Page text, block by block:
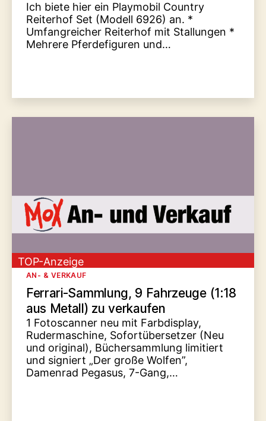
Ich biete hier ein Playmobil Country
Reiterhof Set (Modell 6926) an. *
Umfangreicher Reiterhof mit Stallungen *
Mehrere Pferdefiguren und…
TOP-Anzeige
Kategorien
AN- & VERKAUF
Ferrari-Sammlung, 9 Fahrzeuge (1:18
aus Metall) zu verkaufen
1 Fotoscanner neu mit Farbdisplay,
Rudermaschine, Sofortübersetzer (Neu
und original), Büchersammlung limitiert
und signiert „Der große Wolfen”,
Damenrad Pegasus, 7-Gang,…